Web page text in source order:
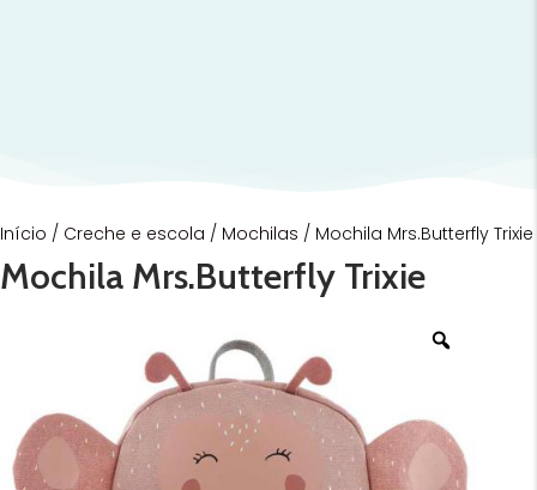
Início / Creche e escola / Mochilas / Mochila Mrs.Butterfly Trixie
Mochila Mrs.Butterfly Trixie